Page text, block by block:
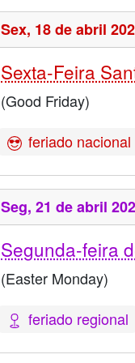
Sex, 18 de abril
Sexta-Feira
(Good Friday)
feriado nacional
Seg, 21 de abril
Segunda-feira
(Easter Monday)
feriado regional